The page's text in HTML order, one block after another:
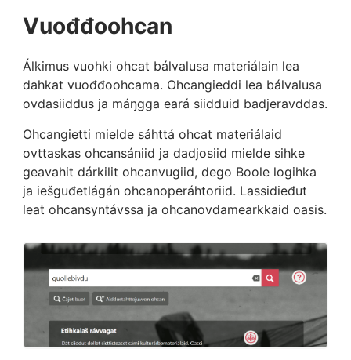
Vuođđoohcan
Álkimus vuohki ohcat bálvalusa materiálain lea
dahkat vuođđoohcama. Ohcangieddi lea bálvalusa
ovdasiiddus ja máŋgga eará siidduid badjeravddas.
Ohcangietti mielde sáhttá ohcat materiálaid
ovttaskas ohcansániid ja dadjosiid mielde sihke
geavahit dárkilit ohcanvugiid, dego Boole logihka
ja iešguđetlágán ohcanoperáhtoriid. Lassidieđut
leat ohcansyntávssa ja ohcanovdamearkkaid oasis.